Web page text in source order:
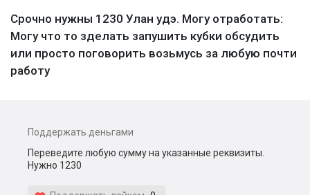
Срочно нужны 1230 Улан удэ. Могу отработать:
Могу что то зделать запушить кубки обсудить
или просто поговорить возьмусь за любую почти
работу
Поддержать деньгами
Переведите любую сумму на указанные реквизиты.
Нужно 1230